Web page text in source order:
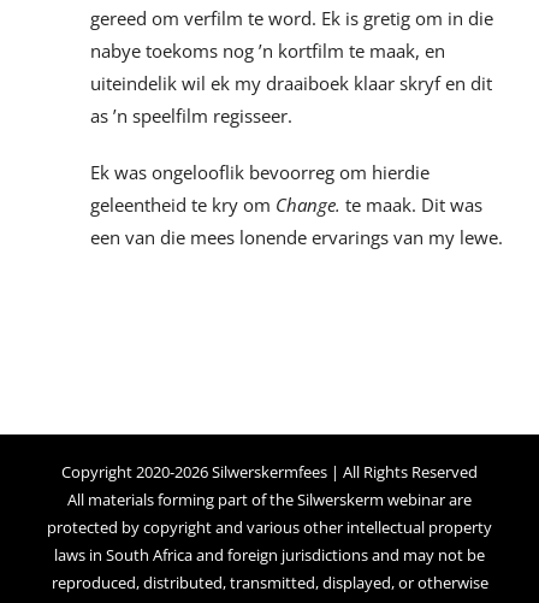
gereed om verfilm te word. Ek is gretig om in die
nabye toekoms nog ’n kortfilm te maak, en
uiteindelik wil ek my draaiboek klaar skryf en dit
as ’n speelfilm regisseer.
Ek was ongelooflik bevoorreg om hierdie
geleentheid te kry om Change. te maak. Dit was
een van die mees lonende ervarings van my lewe.
Copyright 2020-2026 Silwerskermfees | All Rights Reserved
All materials forming part of the Silwerskerm webinar are
protected by copyright and various other intellectual property
laws in South Africa and foreign jurisdictions and may not be
reproduced, distributed, transmitted, displayed, or otherwise